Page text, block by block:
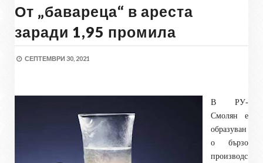
От „бавареца“ в ареста
заради 1,95 промила
СЕПТЕМВРИ 30, 2021
В РУ-
Смолян е
образуван
о бързо
производс